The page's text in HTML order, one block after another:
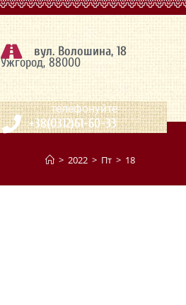
вул. Волошина, 18
Ужгород, 88000
телефонуйте
+38(0312)61-60-33
> 2022 > Пт > 18